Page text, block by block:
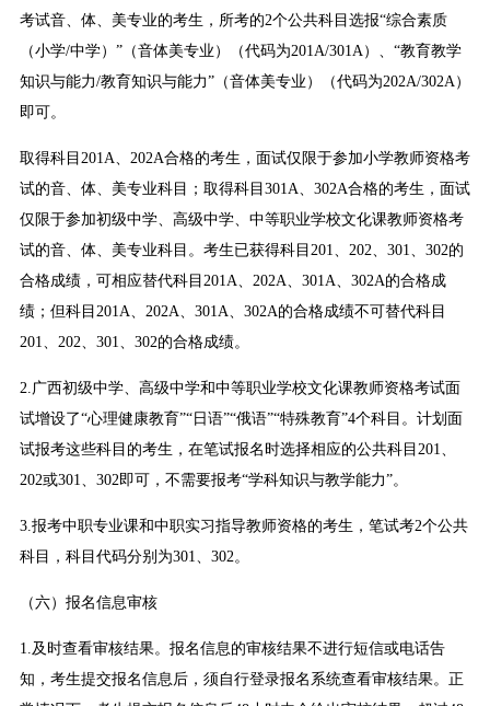
考试音、体、美专业的考生，所考的2个公共科目选报“综合素质
（小学/中学）”（音体美专业）（代码为201A/301A）、“教育教学
知识与能力/教育知识与能力”（音体美专业）（代码为202A/302A）
即可。
取得科目201A、202A合格的考生，面试仅限于参加小学教师资格考
试的音、体、美专业科目；取得科目301A、302A合格的考生，面试
仅限于参加初级中学、高级中学、中等职业学校文化课教师资格考
试的音、体、美专业科目。考生已获得科目201、202、301、302的
合格成绩，可相应替代科目201A、202A、301A、302A的合格成
绩；但科目201A、202A、301A、302A的合格成绩不可替代科目
201、202、301、302的合格成绩。
2.广西初级中学、高级中学和中等职业学校文化课教师资格考试面
试增设了“心理健康教育”“日语”“俄语”“特殊教育”4个科目。计划面
试报考这些科目的考生，在笔试报名时选择相应的公共科目201、
202或301、302即可，不需要报考“学科知识与教学能力”。
3.报考中职专业课和中职实习指导教师资格的考生，笔试考2个公共
科目，科目代码分别为301、302。
（六）报名信息审核
1.及时查看审核结果。报名信息的审核结果不进行短信或电话告
知，考生提交报名信息后，须自行登录报名系统查看审核结果。正